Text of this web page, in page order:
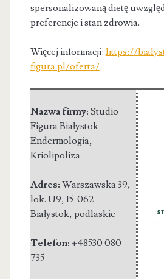
spersonalizowaną dietę
preferencje i stan zdrowia.
Więcej informacji: https://
figura.pl/oferta/
Nazwa firmy: Studio
Figura Białystok -
Endermologia,
Kriolipoliza
Adres: Warszawska 39,
lok. U9, 15-062
Białystok, podlaskie
Telefon: +48530 080
735